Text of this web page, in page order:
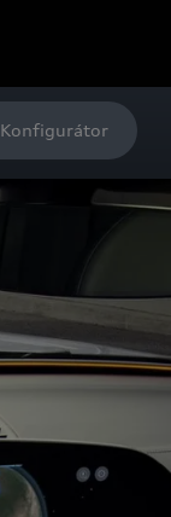
Konfigurátor